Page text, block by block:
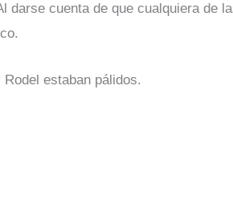
cuenta de que cualquiera de
estaban pálidos.